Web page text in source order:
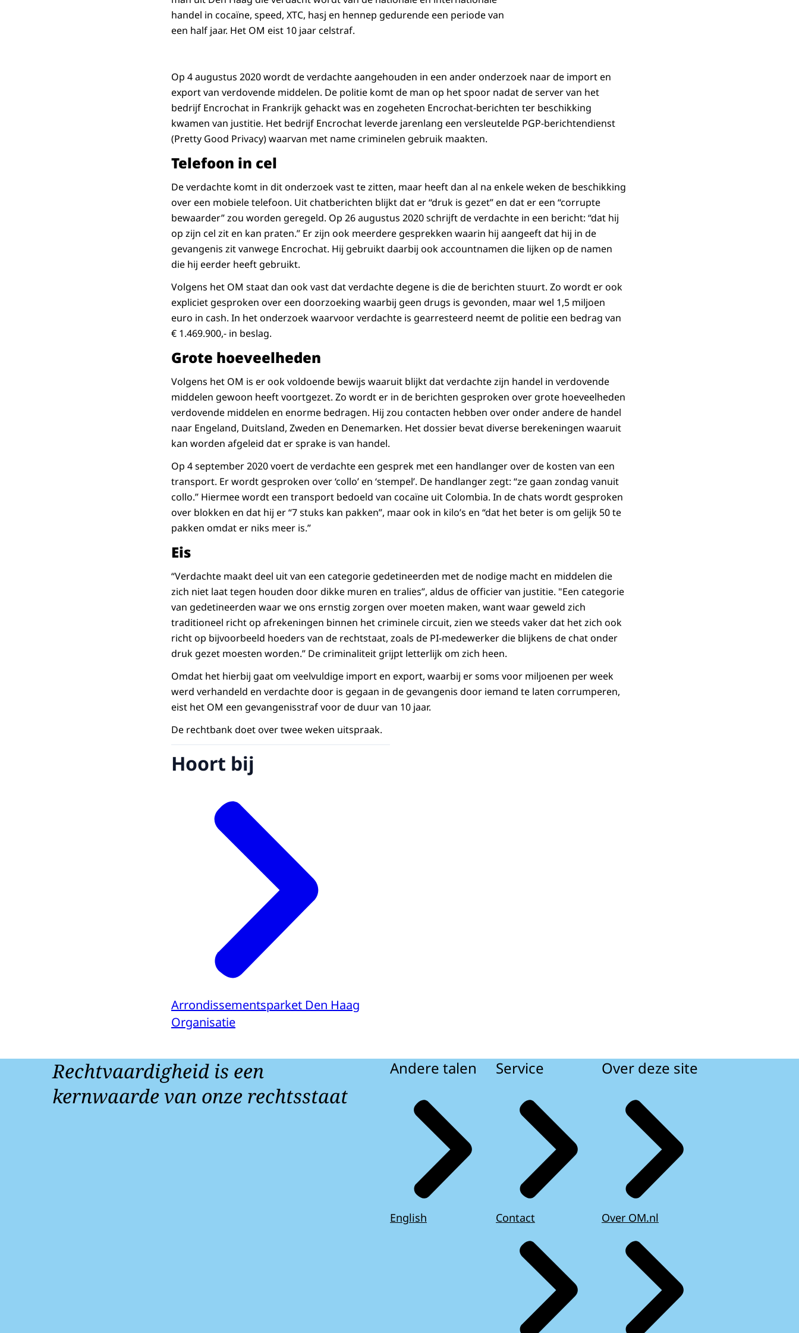
handel in cocaïne, speed, XTC, hasj en hennep gedurende een periode van
een half jaar. Het OM eist 10 jaar celstraf.
Op 4 augustus 2020 wordt de verdachte aangehouden in een ander onderzoek naar de import en
export van verdovende middelen. De politie komt de man op het spoor nadat de server van het
bedrijf Encrochat in Frankrijk gehackt was en zogeheten Encrochat-berichten ter beschikking
kwamen van justitie. Het bedrijf Encrochat leverde jarenlang een versleutelde PGP-berichtendienst
(Pretty Good Privacy) waarvan met name criminelen gebruik maakten.
Telefoon in cel
De verdachte komt in dit onderzoek vast te zitten, maar heeft dan al na enkele weken de beschikking
over een mobiele telefoon. Uit chatberichten blijkt dat er “druk is gezet” en dat er een “corrupte
bewaarder” zou worden geregeld. Op 26 augustus 2020 schrijft de verdachte in een bericht: “dat hij
op zijn cel zit en kan praten.” Er zijn ook meerdere gesprekken waarin hij aangeeft dat hij in de
gevangenis zit vanwege Encrochat. Hij gebruikt daarbij ook accountnamen die lijken op de namen
die hij eerder heeft gebruikt.
Volgens het OM staat dan ook vast dat verdachte degene is die de berichten stuurt. Zo wordt er ook
expliciet gesproken over een doorzoeking waarbij geen drugs is gevonden, maar wel 1,5 miljoen
euro in cash. In het onderzoek waarvoor verdachte is gearresteerd neemt de politie een bedrag van
€ 1.469.900,- in beslag.
Grote hoeveelheden
Volgens het OM is er ook voldoende bewijs waaruit blijkt dat verdachte zijn handel in verdovende
middelen gewoon heeft voortgezet. Zo wordt er in de berichten gesproken over grote hoeveelheden
verdovende middelen en enorme bedragen. Hij zou contacten hebben over onder andere de handel
naar Engeland, Duitsland, Zweden en Denemarken. Het dossier bevat diverse berekeningen waaruit
kan worden afgeleid dat er sprake is van handel.
Op 4 september 2020 voert de verdachte een gesprek met een handlanger over de kosten van een
transport. Er wordt gesproken over ‘collo’ en ‘stempel’. De handlanger zegt: “ze gaan zondag vanuit
collo.” Hiermee wordt een transport bedoeld van cocaïne uit Colombia. In de chats wordt gesproken
over blokken en dat hij er “7 stuks kan pakken”, maar ook in kilo’s en “dat het beter is om gelijk 50 te
pakken omdat er niks meer is.”
Eis
“Verdachte maakt deel uit van een categorie gedetineerden met de nodige macht en middelen die
zich niet laat tegen houden door dikke muren en tralies”, aldus de officier van justitie. "Een categorie
van gedetineerden waar we ons ernstig zorgen over moeten maken, want waar geweld zich
traditioneel richt op afrekeningen binnen het criminele circuit, zien we steeds vaker dat het zich ook
richt op bijvoorbeeld hoeders van de rechtstaat, zoals de PI-medewerker die blijkens de chat onder
druk gezet moesten worden.” De criminaliteit grijpt letterlijk om zich heen.
Omdat het hierbij gaat om veelvuldige import en export, waarbij er soms voor miljoenen per week
werd verhandeld en verdachte door is gegaan in de gevangenis door iemand te laten corrumperen,
eist het OM een gevangenisstraf voor de duur van 10 jaar.
De rechtbank doet over twee weken uitspraak.
Hoort bij
Arrondissementsparket Den Haag
Organisatie
Rechtvaardigheid is een
kernwaarde van onze rechtsstaat
Andere talen
English
Service
Contact
Over deze site
Over OM.nl